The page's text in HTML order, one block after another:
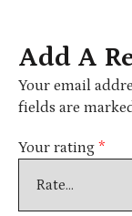
Add A
Your email
fields are
Your rating *